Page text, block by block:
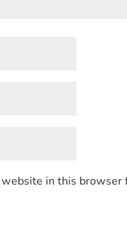
in this